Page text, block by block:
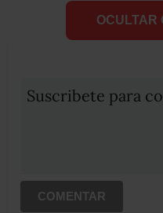
OCULTAR
Suscribete para
COMENTAR